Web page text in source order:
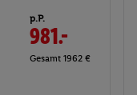
p.P.
981.-
Gesamt 1962 €